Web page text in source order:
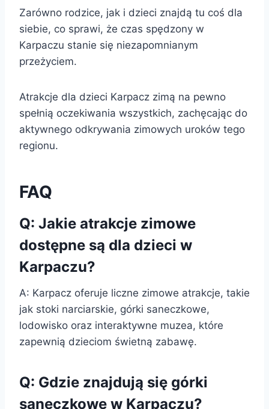
Zarówno rodzice, jak i dzieci znajdą tu coś dla
siebie, co sprawi, że czas spędzony w
Karpaczu stanie się niezapomnianym
przeżyciem.
Atrakcje dla dzieci Karpacz zimą na pewno
spełnią oczekiwania wszystkich, zachęcając do
aktywnego odkrywania zimowych uroków tego
regionu.
FAQ
Q: Jakie atrakcje zimowe
dostępne są dla dzieci w
Karpaczu?
A: Karpacz oferuje liczne zimowe atrakcje, takie
jak stoki narciarskie, górki saneczkowe,
lodowisko oraz interaktywne muzea, które
zapewnią dzieciom świetną zabawę.
Q: Gdzie znajdują się górki
saneczkowe w Karpaczu?